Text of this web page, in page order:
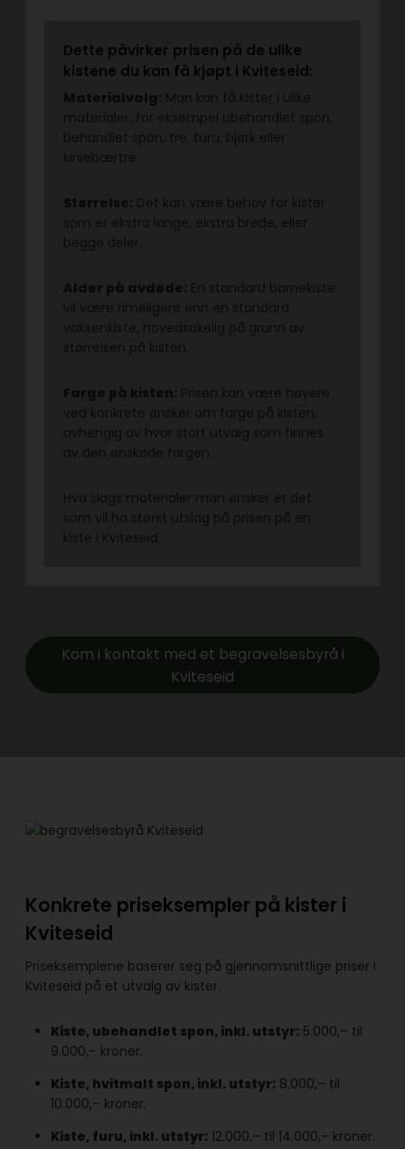
Dette påvirker prisen på de ulike
kistene du kan få kjøpt i Kviteseid:
Kom i kontakt med et begravelsesbyrå i
Kviteseid
Konkrete priseksempler på kister i
Kviteseid
Priseksemplene baserer seg på gjennomsnittlige priser i
Kviteseid på et utvalg av kister.
Kiste, ubehandlet spon, inkl. utstyr: 5.000,– til
9.000,– kroner.
Kiste, hvitmalt spon, inkl. utstyr: 8.000,– til
10.000,– kroner.
Kiste, furu, inkl. utstyr: 12.000,– til 14.000,– kroner.